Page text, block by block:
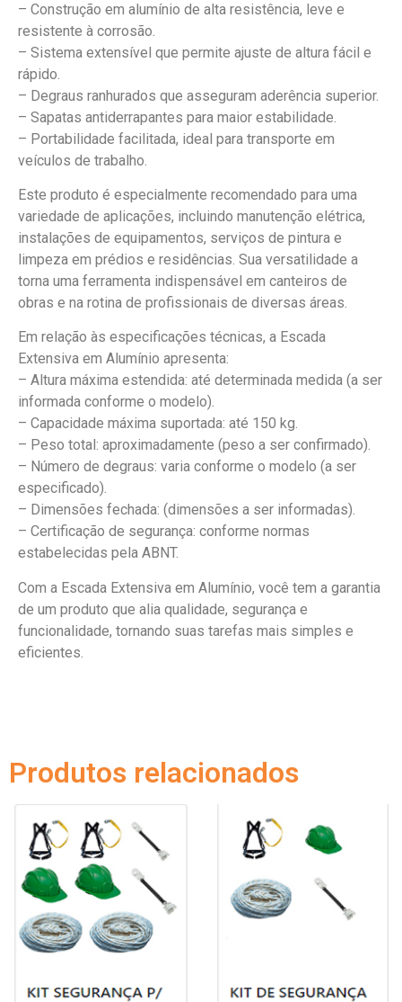
– Construção em alumínio de alta resistência, leve e
resistente à corrosão.
– Sistema extensível que permite ajuste de altura fácil e
rápido.
– Degraus ranhurados que asseguram aderência superior.
– Sapatas antiderrapantes para maior estabilidade.
– Portabilidade facilitada, ideal para transporte em
veículos de trabalho.
Este produto é especialmente recomendado para uma
variedade de aplicações, incluindo manutenção elétrica,
instalações de equipamentos, serviços de pintura e
limpeza em prédios e residências. Sua versatilidade a
torna uma ferramenta indispensável em canteiros de
obras e na rotina de profissionais de diversas áreas.
Em relação às especificações técnicas, a Escada
Extensiva em Alumínio apresenta:
– Altura máxima estendida: até determinada medida (a ser
informada conforme o modelo).
– Capacidade máxima suportada: até 150 kg.
– Peso total: aproximadamente (peso a ser confirmado).
– Número de degraus: varia conforme o modelo (a ser
especificado).
– Dimensões fechada: (dimensões a ser informadas).
– Certificação de segurança: conforme normas
estabelecidas pela ABNT.
Com a Escada Extensiva em Alumínio, você tem a garantia
de um produto que alia qualidade, segurança e
funcionalidade, tornando suas tarefas mais simples e
eficientes.
Produtos relacionados